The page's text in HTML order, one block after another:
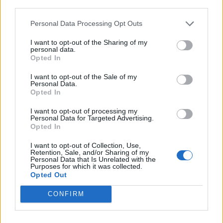
Personal Data Processing Opt Outs
I want to opt-out of the Sharing of my
personal data.
Opted In
I want to opt-out of the Sale of my
Personal Data.
Opted In
I want to opt-out of processing my
Personal Data for Targeted Advertising.
Opted In
I want to opt-out of Collection, Use,
Retention, Sale, and/or Sharing of my
Personal Data that Is Unrelated with the
Purposes for which it was collected.
Opted Out
CONFIRM
EZ IS ÉRDEKELHETI